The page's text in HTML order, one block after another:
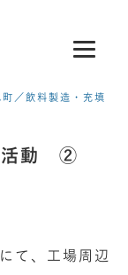
／飲料製造・充填
活動 ②
て、工場周辺